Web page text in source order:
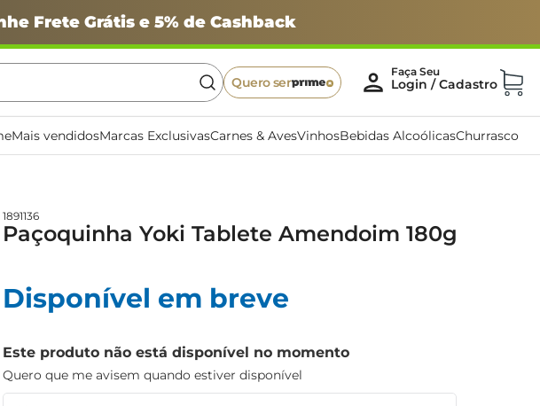
Frete Grátis e 5% de Cashback
Quero ser
Mais vendidosMarcas ExclusivasCarnes & AvesVinhosBebidas AlcoólicasChurrasco
1891136
Paçoquinha Yoki Tablete Amendoim 180g
Disponível em breve
Este produto não está disponível no momento
Quero que me avisem quando estiver disponível